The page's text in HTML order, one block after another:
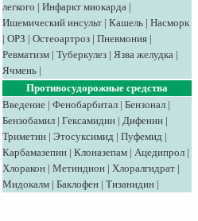
легкого | Инфаркт миокарда |
Ишемический инсульт | Кашель | Насморк
| ОРЗ | Остеоартроз | Пневмония |
Ревматизм | Туберкулез | Язва желудка |
Ячмень |
Противосудорожные средства
Введение | Фенобарбитал | Бензонал |
Бензобамил | Гексамидин | Дифенин |
Триметин | Этосуксимид | Пуфемид |
Карбамазепин | Клоназепам | Ацедипрол |
Хлоракон | Метиндион | Хлоралгидрат |
Мидокалм | Баклофен | Тизанидин |